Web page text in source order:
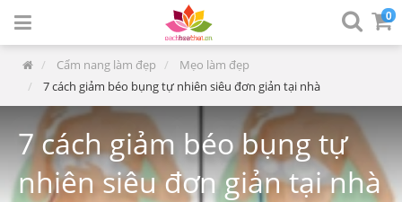
0
Cẩm nang làm đẹp
Mẹo làm đẹp
7 cách giảm béo bụng tự nhiên siêu đơn giản tại nhà
7 cách giảm béo bụng tự
nhiên siêu đơn giản tại nhà